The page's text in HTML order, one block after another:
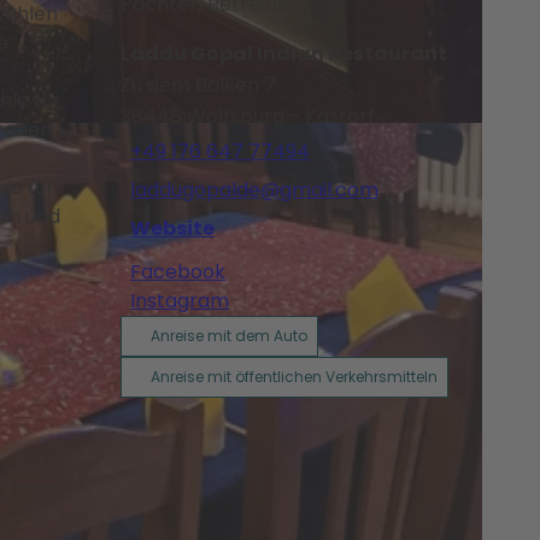
für
für
und
Laddu Gopal Indian Restaurant
- Kästorf
+49 176 647 77494
laddugopalde@gmail.com
Website
Facebook
Instagram
Anreise mit dem Auto
Anreise mit öffentlichen Verkehrsmitteln